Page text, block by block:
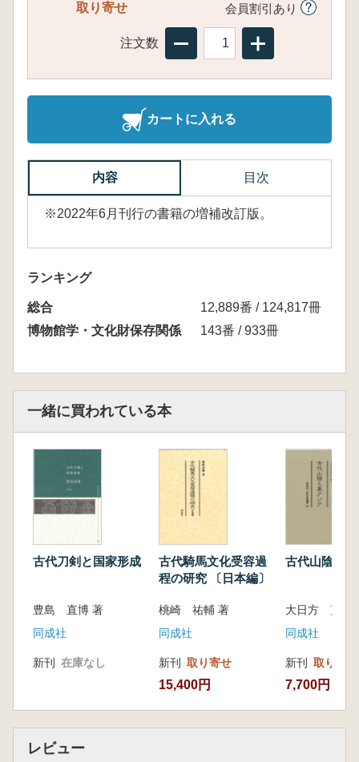
取り寄せ 会員割引あり
注文数
カートに入れる
内容 目次
※2022年6月刊行の書籍の増補改訂版。
ランキング
総合
12,889番 / 124,817冊
博物館学・文化財保存関係
143番 / 933冊
一緒に買われている本
古代刀剣と国家形成
豊島 直博 著
同成社
新刊 在庫なし
古代騎馬文化受容過
程の研究 〔日本編〕
桃崎 祐輔 著
同成社
新刊 取り寄せ
15,400円
古代山陰と
大日方 克己
同成社
新刊 取り寄せ
7,700円
レビュー